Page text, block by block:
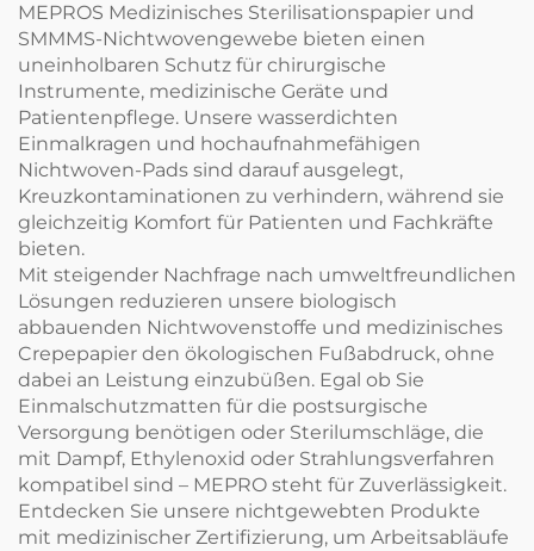
MEPROS Medizinisches Sterilisationspapier und
SMMMS-Nichtwovengewebe bieten einen
uneinholbaren Schutz für chirurgische
Instrumente, medizinische Geräte und
Patientenpflege. Unsere wasserdichten
Einmalkragen und hochaufnahmefähigen
Nichtwoven-Pads sind darauf ausgelegt,
Kreuzkontaminationen zu verhindern, während sie
gleichzeitig Komfort für Patienten und Fachkräfte
bieten.
Mit steigender Nachfrage nach umweltfreundlichen
Lösungen reduzieren unsere biologisch
abbauenden Nichtwovenstoffe und medizinisches
Crepepapier den ökologischen Fußabdruck, ohne
dabei an Leistung einzubüßen. Egal ob Sie
Einmalschutzmatten für die postsurgische
Versorgung benötigen oder Sterilumschläge, die
mit Dampf, Ethylenoxid oder Strahlungsverfahren
kompatibel sind – MEPRO steht für Zuverlässigkeit.
Entdecken Sie unsere nichtgewebten Produkte
mit medizinischer Zertifizierung, um Arbeitsabläufe